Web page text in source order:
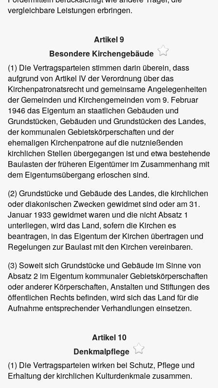
vergleichbare Leistungen erbringen.
Artikel 9
Besondere Kirchengebäude
(1) Die Vertragsparteien stimmen darin überein, dass
aufgrund von Artikel IV der Verordnung über das
Kirchenpatronatsrecht und gemeinsame Angelegenheiten
der Gemeinden und Kirchengemeinden vom 9. Februar
1946 das Eigentum an staatlichen Gebäuden und
Grundstücken, Gebäuden und Grundstücken des Landes,
der kommunalen Gebietskörperschaften und der
ehemaligen Kirchenpatrone auf die nutznießenden
kirchlichen Stellen übergegangen ist und etwa bestehende
Baulasten der früheren Eigentümer im Zusammenhang mit
dem Eigentumsübergang erloschen sind.
(2) Grundstücke und Gebäude des Landes, die kirchlichen
oder diakonischen Zwecken gewidmet sind oder am 31.
Januar 1933 gewidmet waren und die nicht Absatz 1
unterliegen, wird das Land, sofern die Kirchen es
beantragen, in das Eigentum der Kirchen übertragen und
Regelungen zur Baulast mit den Kirchen vereinbaren.
(3) Soweit sich Grundstücke und Gebäude im Sinne von
Absatz 2 im Eigentum kommunaler Gebietskörperschaften
oder anderer Körperschaften, Anstalten und Stiftungen des
öffentlichen Rechts befinden, wird sich das Land für die
Aufnahme entsprechender Verhandlungen einsetzen.
Artikel 10
Denkmalpflege
(1) Die Vertragsparteien wirken bei Schutz, Pflege und
Erhaltung der kirchlichen Kulturdenkmale zusammen.